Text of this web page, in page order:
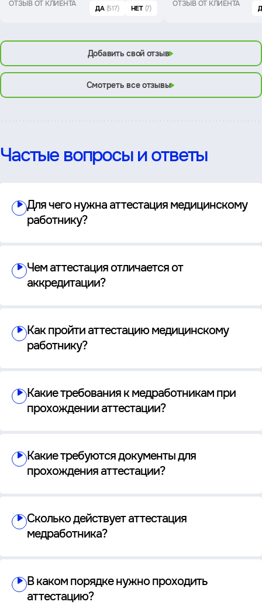
ОТЗЫВ ОТ КЛИЕНТА
ДА (517) НЕТ (7)
ОТЗЫВ ОТ КЛИЕНТА
Добавить свой отзыв
Смотреть все отзывы
Частые вопросы и ответы
Для чего нужна аттестация медицинскому
работнику?
Чем аттестация отличается от
аккредитации?
Как пройти аттестацию медицинскому
работнику?
Какие требования к медработникам при
прохождении аттестации?
Какие требуются документы для
прохождения аттестации?
Сколько действует аттестация
медработника?
В каком порядке нужно проходить
аттестацию?